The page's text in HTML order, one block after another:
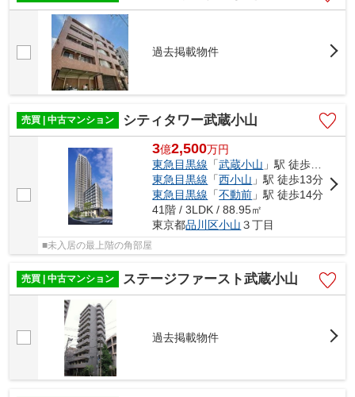
過去掲載物件
売買 | 中古マンション シティタワー武蔵小山
3億2,500万円
東急目黒線 「武蔵小山 」駅 徒歩1分
東急目黒線 「西小山 」駅 徒歩13分
東急目黒線 「不動前 」駅 徒歩14分
41階 / 3LDK / 88.95㎡
東京都品川区小山 ３丁目
■未入居の最上階の角部屋
売買 | 中古マンション ステージファースト武蔵小山
過去掲載物件